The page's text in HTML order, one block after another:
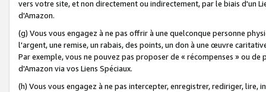
vers votre site, et non directement ou indirectement, par le biais d'un
d'Amazon.
(g) Vous vous engagez à ne pas offrir à une quelconque personne
l'argent, une remise, un rabais, des points, un don à une œuvre
Par exemple, vous ne pouvez pas proposer de « récompenses » ou
d'Amazon via vos Liens Spéciaux.
(h) Vous vous engagez à ne pas intercepter, enregistrer, rediriger,